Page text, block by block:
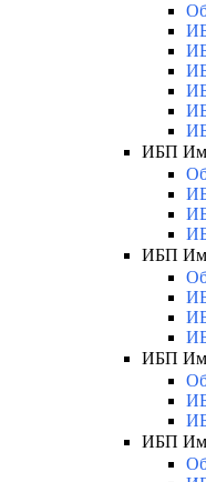
ИБП
ИБП
ИБП
ИБП